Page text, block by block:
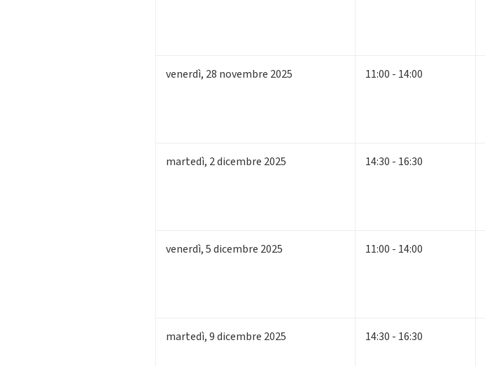
venerdì, 28 novembre 2025 11:00 - 14:00
martedì, 2dicembre 2025 14:30 - 16:30
venerdì,5dicembre 2025 11:00 - 14:00
martedì,9dicembre 2025 14:30 - 16:30